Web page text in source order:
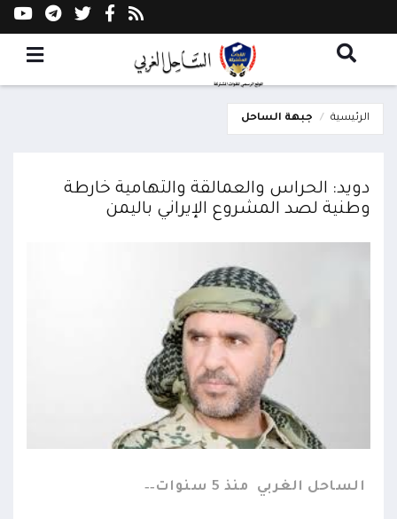
الرئيسية جبهة الساحل
دويد: الحراس والعمالقة والتهامية خارطة
وطنية لصد المشروع الإيراني باليمن
الساحل الغربي منذ 5 سنوات